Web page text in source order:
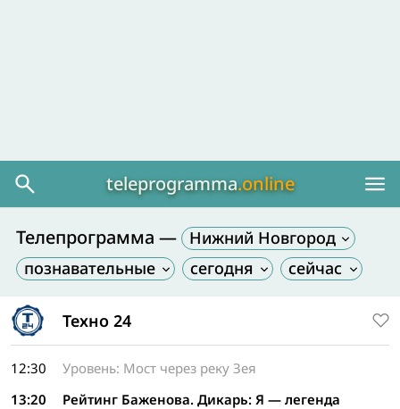
teleprogramma.online
Телепрограмма — Нижний Новгород
Техно 24
12:30
Уровень: Мост через реку Зея
13:20
Рейтинг Баженова. Дикарь: Я — легенда